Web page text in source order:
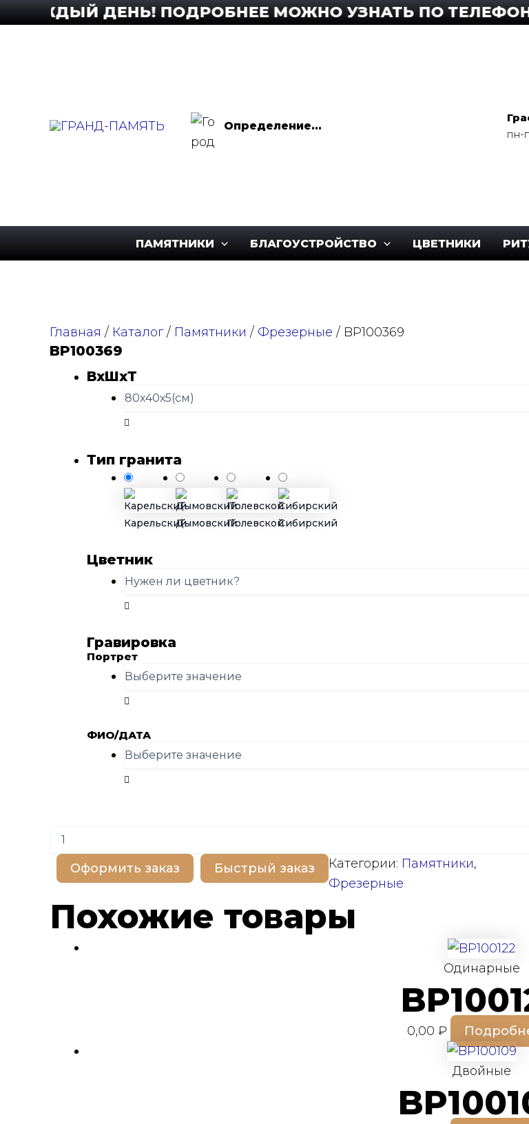
Перейти
к
ДЕНЬ! ПОДРОБНЕЕ МОЖНО УЗНАТЬ ПО ТЕЛЕФОНУ
Определение...
пн-
ПАМЯТНИКИ БЛАГОУСТРОЙСТВО ЦВЕТНИКИ
Главная / Каталог/ Памятники / Фрезерные / BP100369
BP100369
Тип гранита
КарельскийДымовскийПолевскойСибирский
Цветник
Гравировка
Портрет
ФИО/ДАТА
ВхШхТ
Количество
товара
BP100369
Оформить заказ Быстрый заказ Категории: Памятники,
Фрезерные
Похожие товары
Одинарные
0,00 ₽
Двойные